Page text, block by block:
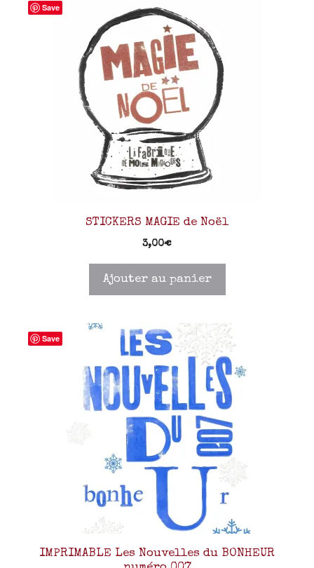
Save
STICKERS MAGIE de Noël
3,00€
Ajouter au panier
Save
IMPRIMABLE Les Nouvelles du BONHEUR